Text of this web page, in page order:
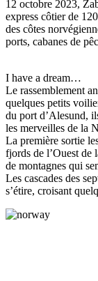
12 octobre 2023,
express côtier de
des côtes
ports, cabanes de
I have a dream…
Le rassemblement
quelques petits
du port d’Alesund,
les merveilles de la
La première sortie
fjords de l’Ouest de
de montagnes qui
Les cascades des
s’étire, croisant